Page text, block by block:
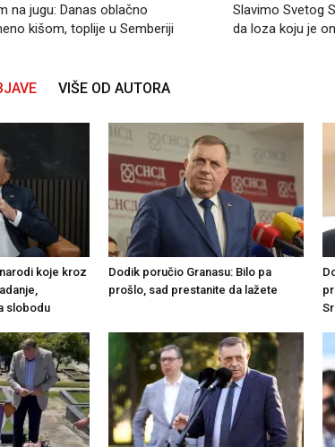
na jugu: Danas oblačno
kišom, toplije u Semberiji
Slavimo Svetog
da loza koju je
VIŠE OD AUTORA
koje kroz
slobodu
Dodik poručio Granasu: Bilo pa
prošlo, sad prestanite da lažete